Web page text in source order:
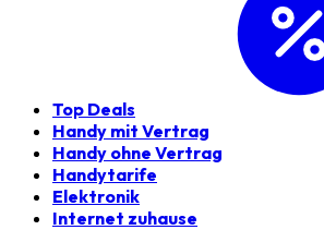
Top Deals
Handy mit Vertrag
Handy ohne Vertrag
Handytarife
Elektronik
Internet zuhause